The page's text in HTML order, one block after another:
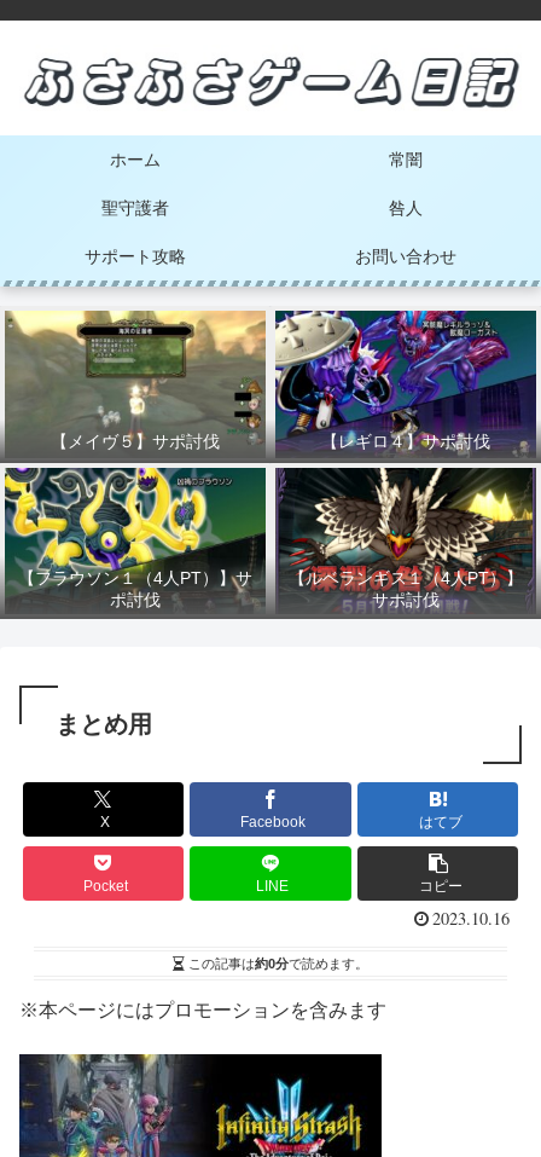
ホーム 常闇
聖守護者 咎人
サポート攻略 お問い合わせ
【メイヴ５】サポ討伐 【レギロ４】サポ討伐
【フラウソン１（4人PT）】サ
ポ討伐
【ルベランギス１（4人PT）】
サポ討伐
まとめ用
X Facebook はてブ
Pocket LINE コピー
2023.10.16
この記事は約0分で読めます。
※本ページにはプロモーションを含みます